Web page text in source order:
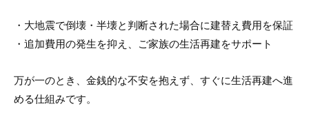
・大地震で倒壊・半壊と判断された場合に建替え費用を保証
・追加費用の発生を抑え、ご家族の生活再建をサポート
万が一のとき、金銭的な不安を抱えず、すぐに生活再建へ進
める仕組みです。